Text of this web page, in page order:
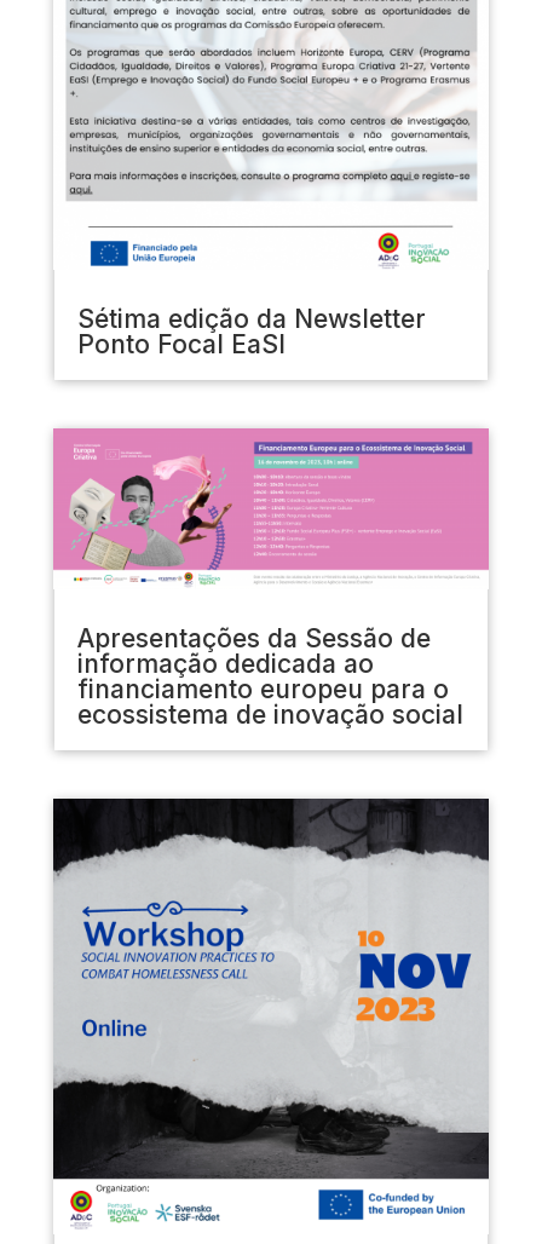
Sétima edição da Newsletter
Ponto Focal EaSI
Apresentações da Sessão de
informação dedicada ao
financiamento europeu para o
ecossistema de inovação social